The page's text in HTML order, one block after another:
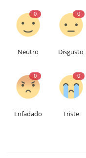
0
Neutro
0
Disgusto
0
Enfadado
0
Triste